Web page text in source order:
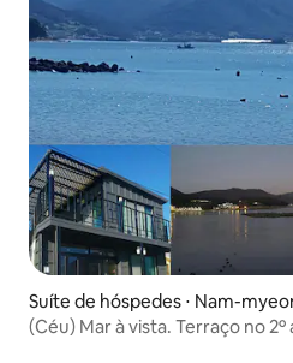
Suíte de hóspedes ⋅ Nam-
(Céu) Mar à vista. Terraço no